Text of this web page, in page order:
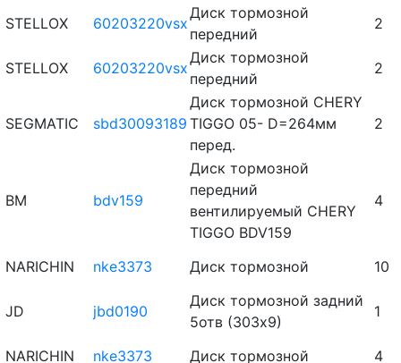
STELLOX 60203220vsx
Диск тормозной
передний
2
STELLOX 60203220vsx
Диск тормозной
передний
2
SEGMATIC sbd30093189
Диск тормозной CHERY
TIGGO 05- D=264мм
перед.
2
BM bdv159
Диск тормозной
передний
вентилируемый CHERY
TIGGO BDV159
4
NARICHIN nke3373 Диск тормозной 10
JD jbd0190
Диск тормозной задний
5отв (303х9)
1
NARICHIN nke3373 Диск тормозной 4